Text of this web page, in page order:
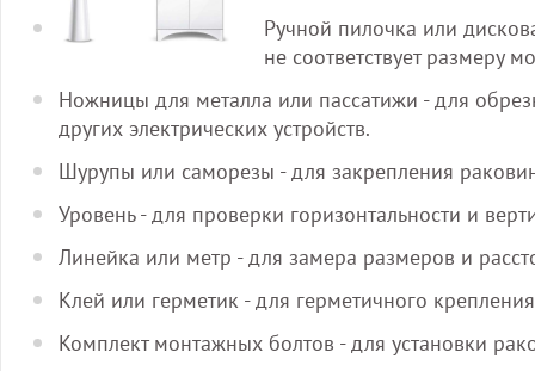
Ручной пилочка или
не соответствует размеру
Ножницы для металла или пассатижи - для
других электрических устройств.
Шурупы или саморезы - для закрепления
Уровень - для проверки горизонтальности и
Линейка или метр - для замера размеров и
Клей или герметик - для герметичного
Комплект монтажных болтов - для установки